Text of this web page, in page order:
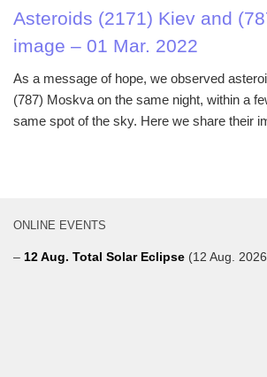
Asteroids (2171) Kiev and
image – 01 Mar. 2022
As a message of hope, we observed
(787) Moskva on the same night, within a
same spot of the sky. Here we share their
ONLINE EVENTS
– 12 Aug. Total Solar Eclipse (12 Aug.